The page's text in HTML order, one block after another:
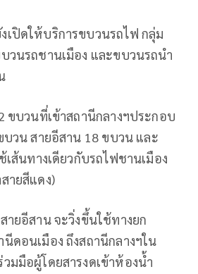
เปิดให้บริการขบวนรถไฟ กลุ่ม
วนรถชานเมือง และขบวนรถนำ
ขบวนที่เข้าสถานีกลางฯประกอบ
บวน สายอีสาน 18 ขบวน และ
เส้นทางเดียวกับรถไฟชานเมือง
ายสีแดง)
ายอีสาน จะวิ่งขึ้นใช้ทางยก
ดอนเมือง ถึงสถานีกลางฯใน
มมือผู้โดยสารงดเข้าห้องน้ำ